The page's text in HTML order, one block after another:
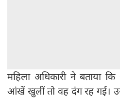
महिला अधिकारी ने बताया
आंखें खुलीं तो वह दंग रह गई।